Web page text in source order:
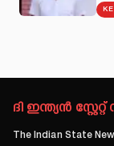
ദി ഇന്ത്യൻ
The Indian State